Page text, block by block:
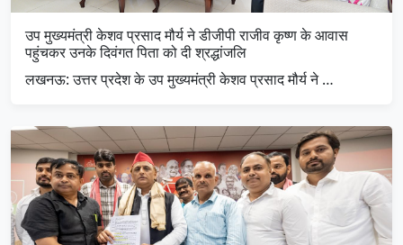
उप मुख्यमंत्री केशव प्रसाद मौर्य ने डीजीपी राजीव कृष्ण के आवास
पहुंचकर उनके दिवंगत पिता को दी श्रद्धांजलि
लखनऊ: उत्तर प्रदेश के उप मुख्यमंत्री केशव प्रसाद मौर्य ने …